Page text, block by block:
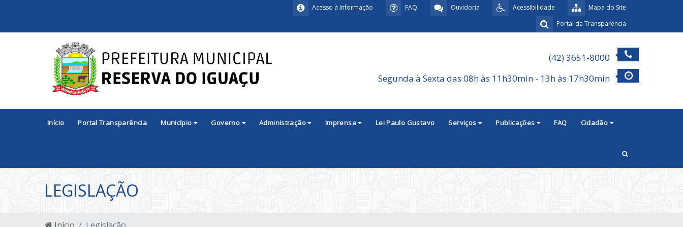
Mapa do Site
Acessibilidade
Ouvidoria
FAQ
Acesso à Informação
Portal da Transparência
(42) 3651-8000
Segunda à Sexta das 08h às 11h30min - 13h às 17h30min
Início Portal Transparência Município Governo Administração Imprensa Lei Paulo Gustavo Serviços Publicações FAQ Cidadão
LEGISLAÇÃO
Início Legislação